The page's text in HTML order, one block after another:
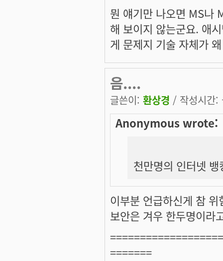
뭔 얘기만 나오면 MS나
해 보이지 않는군요. 애
게 문제지 기술 자체가
음....
글쓴이: 환상경 / 작성시간
Anonymous wrote:
천만명의 인터넷
이부분 언급하신게 참
보안은 겨우 한두명이라
=======